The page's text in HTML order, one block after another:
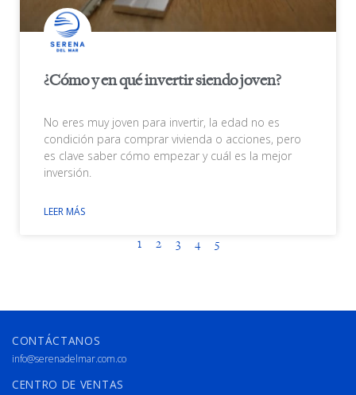
¿Cómo y en qué invertir siendo joven?
No eres muy joven para invertir, la edad no es
condición para comprar vivienda o acciones, pero
es clave saber cómo empezar y cuál es la mejor
inversión.
LEER MÁS
1 2 3 4 5
CONTÁCTANOS
info@serenadelmar.com.co
CENTRO DE VENTAS